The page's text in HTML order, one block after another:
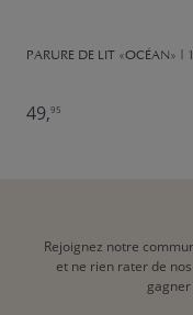
PARURE DE LIT «OCÉAN» |
49,95
Rejoignez notre
et ne rien rater de
gagner